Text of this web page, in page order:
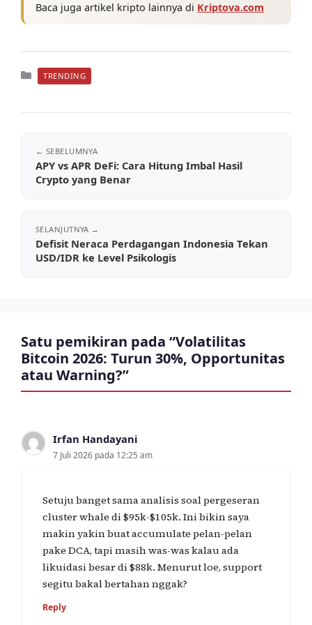
Baca juga artikel kripto lainnya di Kriptova.com
Kategori
TRENDING
APY vs APR DeFi: Cara Hitung Imbal Hasil
Crypto yang Benar
Defisit Neraca Perdagangan Indonesia Tekan
USD/IDR ke Level Psikologis
Satu pemikiran pada “Volatilitas
Bitcoin 2026: Turun 30%, Opportunitas
atau Warning?”
Irfan Handayani
7 Juli 2026 pada 12:25 am
Setuju banget sama analisis soal pergeseran
cluster whale di $95k-$105k. Ini bikin saya
makin yakin buat accumulate pelan-pelan
pake DCA, tapi masih was-was kalau ada
likuidasi besar di $88k. Menurut loe, support
segitu bakal bertahan nggak?
Reply